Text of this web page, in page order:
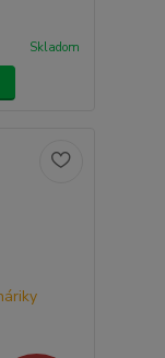
Skladom